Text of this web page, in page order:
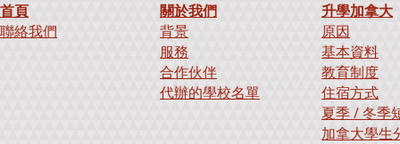
首頁
聯絡我們
關於我們
背景
服務
合作伙伴
代辦的學校名單
升學加拿大
原因
基本資料
教育制度
住宿方式
夏季 / 冬季
加拿大學生